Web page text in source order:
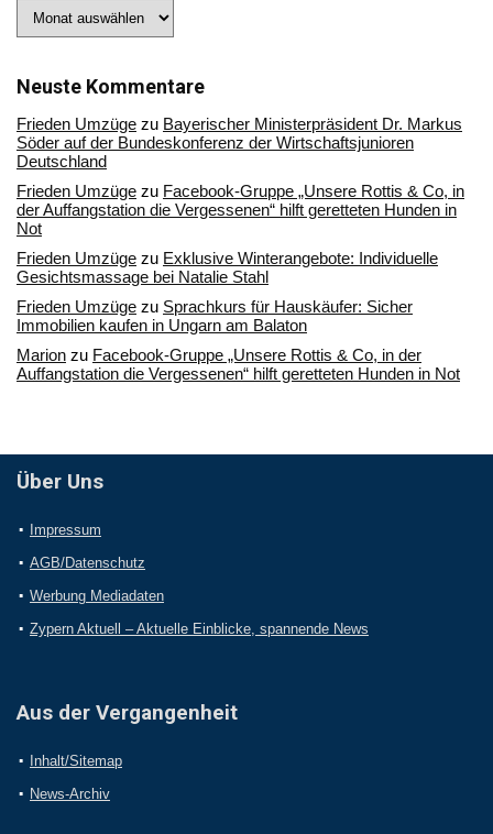
Sie
Archiv
Neuste Kommentare
Frieden Umzüge zu Bayerischer Ministerpräsident Dr. Markus
Söder auf der Bundeskonferenz der Wirtschaftsjunioren
Deutschland
Frieden Umzüge zu Facebook-Gruppe „Unsere Rottis & Co, in
der Auffangstation die Vergessenen“ hilft geretteten Hunden in
Not
Frieden Umzüge zu Exklusive Winterangebote: Individuelle
Gesichtsmassage bei Natalie Stahl
Frieden Umzüge zu Sprachkurs für Hauskäufer: Sicher
Immobilien kaufen in Ungarn am Balaton
Marion zu Facebook-Gruppe „Unsere Rottis & Co, in der
Auffangstation die Vergessenen“ hilft geretteten Hunden in Not
Über Uns
Impressum
AGB/Datenschutz
Werbung Mediadaten
Zypern Aktuell – Aktuelle Einblicke, spannende News
Aus der Vergangenheit
Inhalt/Sitemap
News-Archiv